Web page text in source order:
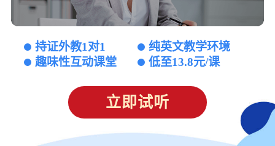
持证外教1对1
纯英文教学环境
趣味性互动课堂
低至13.8元/课
立即试听